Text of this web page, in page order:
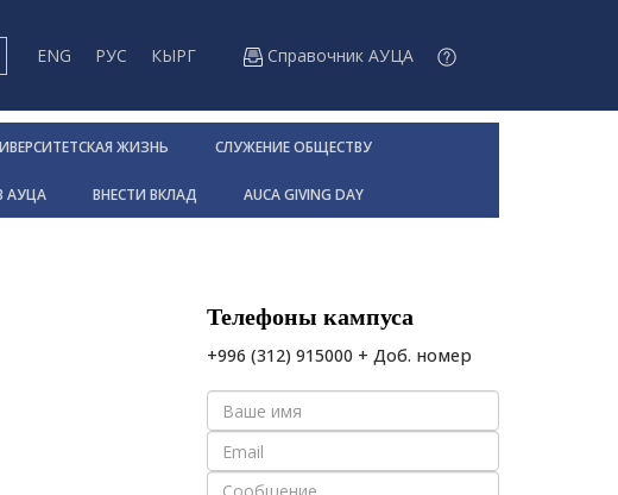
ENG РУС КЫРГ Справочник АУЦА
ЖИЗНЬ СЛУЖЕНИЕ ОБЩЕСТВУ
АУЦА ВНЕСТИ ВКЛАД AUCA GIVING DAY
Телефоны кампуса
+996 (312) 915000 + Доб. номер